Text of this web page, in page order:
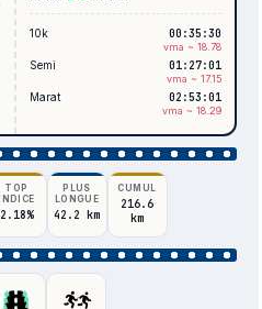
10k 00:35:30
vma ~ 18.78
Semi 01:27:01
vma ~ 17.15
Marat 02:53:01
vma ~ 18.29
TOP
INDICE
2.18%
PLUS
LONGUE
42.2 km
CUMUL
216.6
km